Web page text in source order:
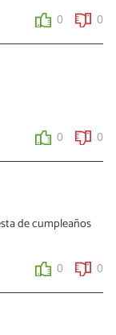
0 0
0 0
de cumpleaños
0 0